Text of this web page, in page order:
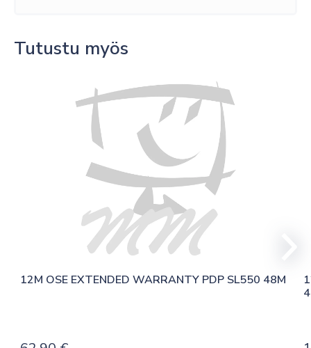
Tutustu myös
12M OSE EXTENDED WARRANTY PDP SL550 48M